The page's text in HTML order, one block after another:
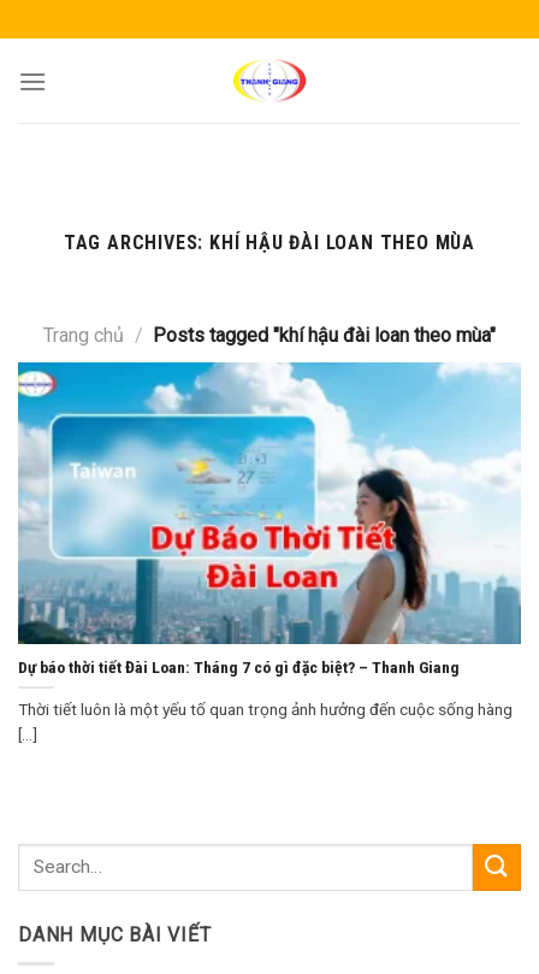
to
content
TAG ARCHIVES: KHÍ HẬU ĐÀI LOAN THEO MÙA
Trang chủ / Posts tagged "khí hậu đài loan theo mùa"
Dự báo thời tiết Đài Loan: Tháng 7 có gì đặc biệt? – Thanh Giang
Thời tiết luôn là một yếu tố quan trọng ảnh hưởng đến cuộc sống hàng
[...]
DANH MỤC BÀI VIẾT